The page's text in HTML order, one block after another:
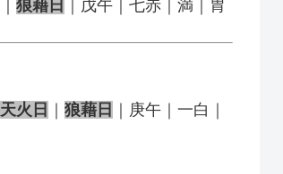
狼藉日 ｜戊午｜七赤｜満｜胃
天火日 ｜ 狼藉日 ｜庚午｜一白｜